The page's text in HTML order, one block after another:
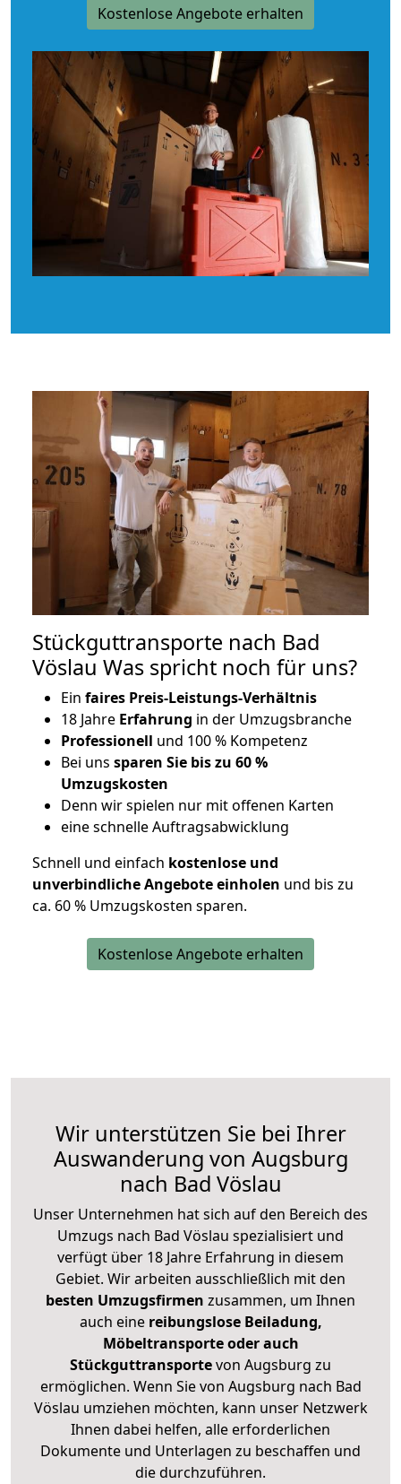
Kostenlose Angebote erhalten
Stückguttransporte nach Bad
Vöslau Was spricht noch für uns?
Ein faires Preis-Leistungs-Verhältnis
18 Jahre Erfahrung in der Umzugsbranche
Professionell und 100 % Kompetenz
Bei uns sparen Sie bis zu 60 %
Umzugskosten
Denn wir spielen nur mit offenen Karten
eine schnelle Auftragsabwicklung
Schnell und einfach kostenlose und
unverbindliche Angebote einholen und bis zu
ca. 60 % Umzugskosten sparen.
Kostenlose Angebote erhalten
Wir unterstützen Sie bei Ihrer
Auswanderung von Augsburg
nach Bad Vöslau
Unser Unternehmen hat sich auf den Bereich des
Umzugs nach Bad Vöslau spezialisiert und
verfügt über 18 Jahre Erfahrung in diesem
Gebiet. Wir arbeiten ausschließlich mit den
besten Umzugsfirmen zusammen, um Ihnen
auch eine reibungslose Beiladung,
Möbeltransporte oder auch
Stückguttransportevon Augsburg zu
ermöglichen. Wenn Sie von Augsburg nach Bad
Vöslau umziehen möchten, kann unser Netzwerk
Ihnen dabei helfen, alle erforderlichen
Dokumente und Unterlagen zu beschaffen und
die durchzuführen.